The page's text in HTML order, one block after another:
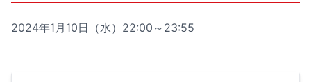
2024年1月10日（水）22:00～23:55